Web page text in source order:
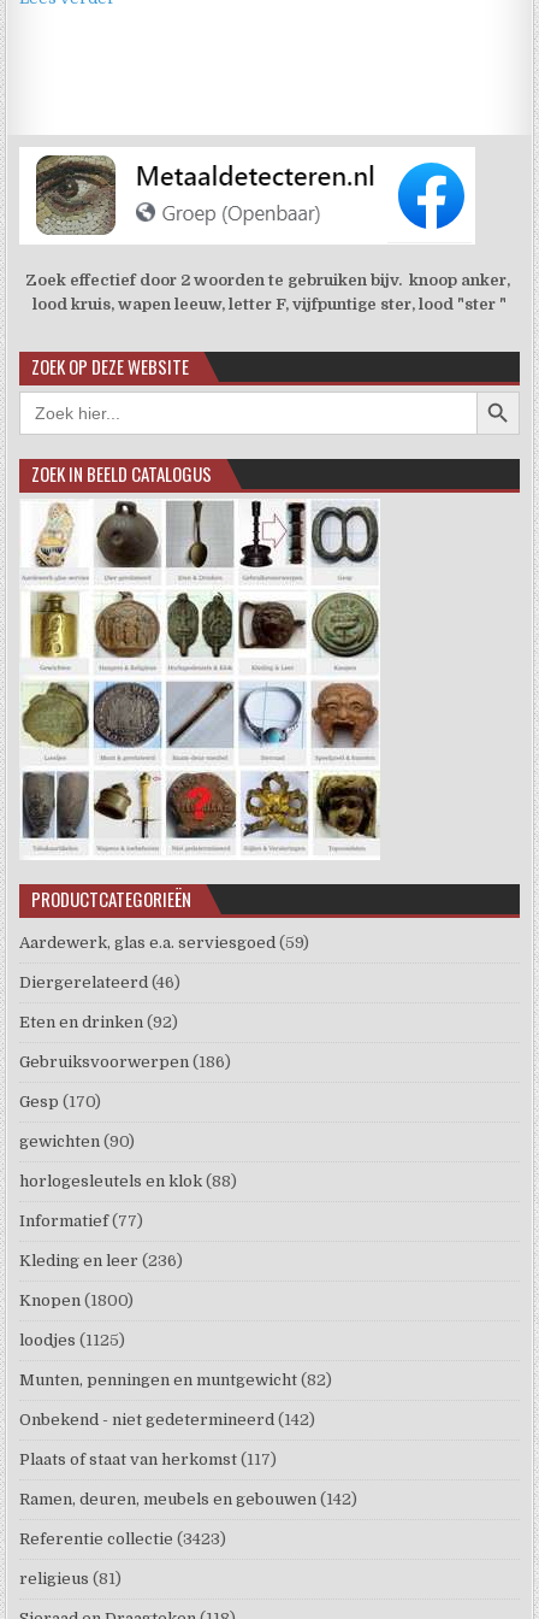
Zoek effectief door 2 woorden te gebruiken bijv. knoop anker,
lood kruis, wapen leeuw, letter F, vijfpuntige ster, lood "ster "
ZOEK OP DEZE WEBSITE
Zoek
naar:
ZOEK IN BEELD CATALOGUS
PRODUCTCATEGORIEËN
Aardewerk, glas e.a. serviesgoed (59)
Diergerelateerd (46)
Eten en drinken (92)
Gebruiksvoorwerpen (186)
Gesp (170)
gewichten (90)
horlogesleutels en klok (88)
Informatief (77)
Kleding en leer (236)
Knopen (1800)
loodjes (1125)
Munten, penningen en muntgewicht (82)
Onbekend - niet gedetermineerd (142)
Plaats of staat van herkomst (117)
Ramen, deuren, meubels en gebouwen (142)
Referentie collectie (3423)
religieus (81)